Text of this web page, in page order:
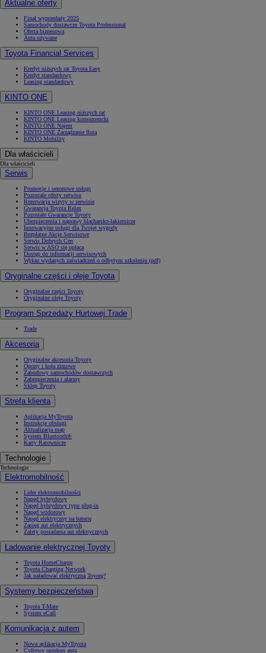
Aktualne oferty
Finał wyprzedaży 2025
Samochody dostawcze Toyota Professional
Oferta biznesowa
Auta używane
Toyota Financial Services
Kredyt niższych rat Toyota Easy
Kredyt standardowy
Leasing standardowy
KINTO ONE
KINTO ONE Leasing niższych rat
KINTO ONE Leasing konsumencki
KINTO ONE Najem
KINTO ONE Zarządzanie flotą
KINTO Mobility
Dla właścicieli
Dla właścicieli
Serwis
Promocje i sezonowe usługi
Pozostałe oferty serwisu
Rezerwacja wizyty w serwisie
Gwarancja Toyota Relax
Pozostałe Gwarancje Toyoty
Ubezpieczenia i naprawy blacharsko-lakiernicze
Innowacyjne usługi dla Twojej wygody
Bezpłatne Akcje Serwisowe
Serwis Dobrych Cen
Serwis w ASO się opłaca
Dostęp do informacji serwisowych
Wykaz wydanych zaświadczeń o odbytym szkoleniu (pdf)
Oryginalne części i oleje Toyota
Oryginalne części Toyoty
Oryginalne oleje Toyoty
Program Sprzedaży Hurtowej Trade
Trade
Akcesoria
Oryginalne akcesoria Toyoty
Opony i koła zimowe
Zabudowy samochodów dostawczych
Zabezpieczenia i alarmy
Sklep Toyoty
Strefa klienta
Aplikacja MyToyota
Instrukcje obsługi
Aktualizacja map
System Bluetooth®
Karty Ratownicze
Technologie
Technologie
Elektromobilność
Lider elektromobilności
Napęd hybrydowy
Napęd hybrydowy typu plug-in
Napęd wodorowy
Napęd elektryczny na baterię
Zasięg aut elektrycznych
Zalety posiadania aut elektrycznych
Ładowanie elektrycznej Toyoty
Toyota HomeCharge
Toyota Charging Network
Jak naładować elektryczną Toyotę?
Systemy bezpieczeństwa
Toyota T-Mate
System eCall
Komunikacja z autem
Nowa aplikacja MyToyota
Cyfrowy opiekun auta